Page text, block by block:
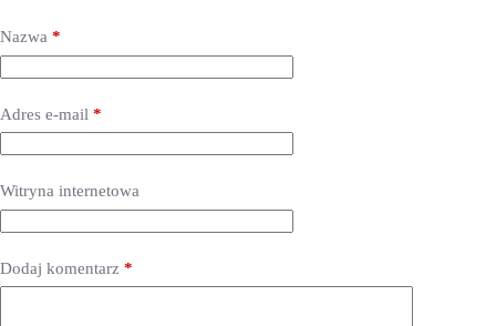
Nazwa *
Adres e-mail *
Witryna internetowa
Dodaj komentarz *